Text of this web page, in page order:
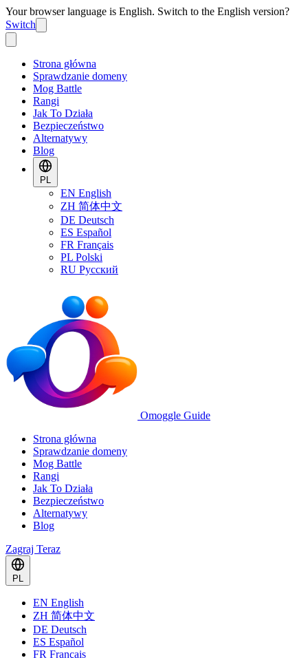
Your browser language is English. Switch to the English version?
Switch
Strona główna
Sprawdzanie domeny
Mog Battle
Rangi
Jak To Działa
Bezpieczeństwo
Alternatywy
Blog
PL
EN English
ZH 简体中文
DE Deutsch
ES Español
FR Français
PL Polski
RU Русский
Omoggle Guide
Strona główna
Sprawdzanie domeny
Mog Battle
Rangi
Jak To Działa
Bezpieczeństwo
Alternatywy
Blog
Zagraj Teraz
PL
EN English
ZH 简体中文
DE Deutsch
ES Español
FR Français